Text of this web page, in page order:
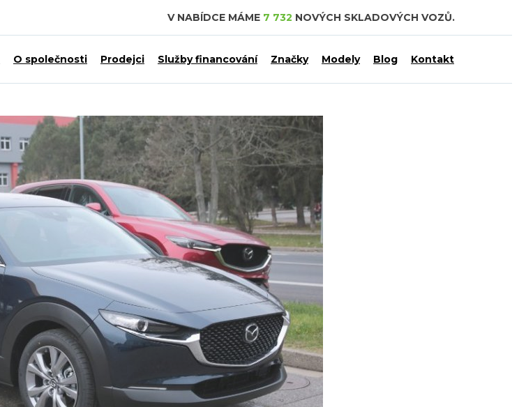
V NABÍDCE MÁME 7 732 NOVÝCH SKLADOVÝCH VOZŮ.
O společnosti Prodejci Služby financování Značky Modely Blog Kontakt